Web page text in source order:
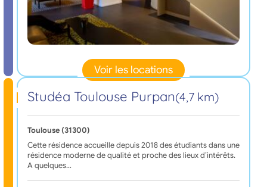
Voir les locations
Studéa Toulouse Purpan(4,7 km)
Toulouse (31300)
Cette résidence accueille depuis 2018 des étudiants dans une
résidence moderne de qualité et proche des lieux d’intérêts.
A quelques…